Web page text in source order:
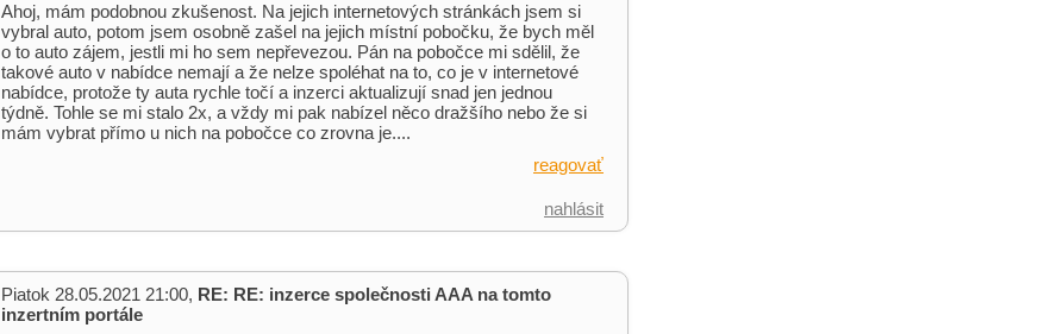
Ahoj, mám podobnou zkušenost. Na jejich internetových stránkách jsem si
vybral auto, potom jsem osobně zašel na jejich místní pobočku, že bych měl
o to auto zájem, jestli mi ho sem nepřevezou. Pán na pobočce mi sdělil, že
takové auto v nabídce nemají a že nelze spoléhat na to, co je v internetové
nabídce, protože ty auta rychle točí a inzerci aktualizují snad jen jednou
týdně. Tohle se mi stalo 2x, a vždy mi pak nabízel něco dražšího nebo že si
mám vybrat přímo u nich na pobočce co zrovna je....
reagovať
nahlásit
Piatok 28.05.2021 21:00, RE: RE: inzerce společnosti AAA na tomto
inzertním portále